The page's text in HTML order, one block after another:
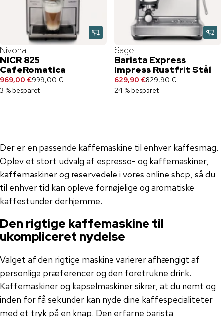
Nivona
NICR 825
CafeRomatica
969,00 €999,00 €
3 % besparet
Sage
Barista Express
Impress Rustfrit Stål
629,90 €829,90 €
24 % besparet
Der er en passende kaffemaskine til enhver kaffesmag.
Oplev et stort udvalg af espresso- og kaffemaskiner,
kaffemaskiner og reservedele i vores online shop, så du
til enhver tid kan opleve fornøjelige og aromatiske
kaffestunder derhjemme.
Den rigtige kaffemaskine til
ukompliceret nydelse
Valget af den rigtige maskine varierer afhængigt af
personlige præferencer og den foretrukne drink.
Kaffemaskiner og kapselmaskiner sikrer, at du nemt og
inden for få sekunder kan nyde dine kaffespecialiteter
med et tryk på en knap. Den erfarne barista